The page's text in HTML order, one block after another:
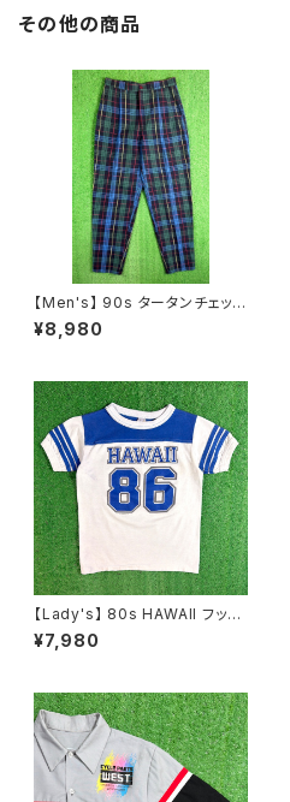
その他の商品
【Men's】 90s タータンチェック
テーパード パンツ / 90年代 古
着 トラウザーパンツ チェックパ
¥8,980
【Lady's】 80s HAWAII フット
ボール Tシャツ / 80年代 ティ
ーシャツ T-Short チビ ピチ ミ
¥7,980